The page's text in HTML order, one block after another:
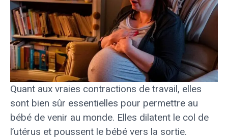
Quant aux vraies contractions de travail, elles
sont bien sûr essentielles pour permettre au
bébé de venir au monde. Elles dilatent le col de
l’utérus et poussent le bébé vers la sortie.